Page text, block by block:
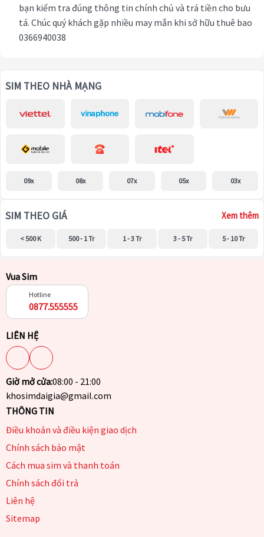
bạn kiểm tra đúng thông tin chính chủ và trả tiền cho bưu
tá. Chúc quý khách gặp nhiều may mắn khi sở hữu thuê bao
0366940038
SIM THEO NHÀ MẠNG
09x 08x 07x 05x 03x
SIM THEO GIÁ Xem thêm
< 500 K 500 - 1 Tr 1 - 3 Tr 3 - 5 Tr 5 - 10 Tr
Vua Sim
Hotline
0877.555555
LIÊN HỆ
Giờ mở cửa:08:00 - 21:00
khosimdaigia@gmail.com
THÔNG TIN
Điều khoản và điều kiện giao dịch
Chính sách bảo mật
Cách mua sim và thanh toán
Chính sách đổi trả
Liên hệ
Sitemap